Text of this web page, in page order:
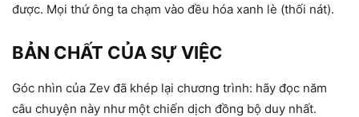
được. Mọi thứ ông ta chạm vào đều hóa xanh lè (thối nát).
BẢN CHẤT CỦA SỰ VIỆC
Góc nhìn của Zev đã khép lại chương trình: hãy đọc năm
câu chuyện này như một chiến dịch đồng bộ duy nhất.